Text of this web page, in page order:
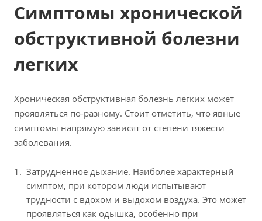
Симптомы хронической
обструктивной болезни
легких
Хроническая обструктивная болезнь легких может
проявляться по-разному. Стоит отметить, что явные
симптомы напрямую зависят от степени тяжести
заболевания.
Затрудненное дыхание. Наиболее характерный
симптом, при котором люди испытывают
трудности с вдохом и выдохом воздуха. Это может
проявляться как одышка, особенно при